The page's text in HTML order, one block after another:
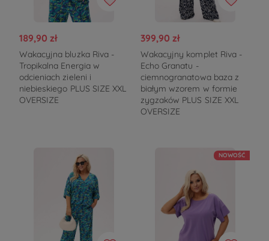
189,90 zł
Wakacyjna bluzka Riva -
Tropikalna Energia w
odcieniach zieleni i
niebieskiego PLUS SIZE XXL
OVERSIZE
399,90 zł
Wakacyjny komplet Riva -
Echo Granatu -
ciemnogranatowa baza z
białym wzorem w formie
zygzaków PLUS SIZE XXL
OVERSIZE
NOWOŚĆ